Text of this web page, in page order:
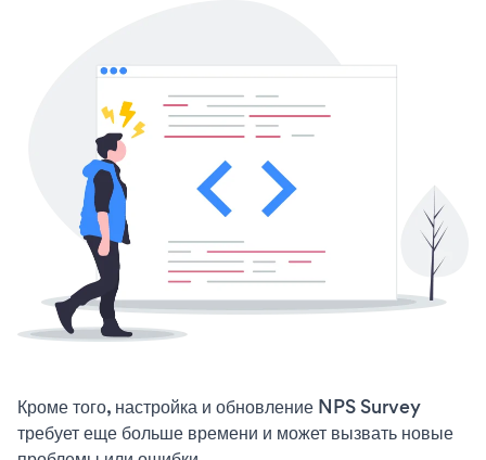
Кроме того, настройка и обновление NPS Survey
требует еще больше времени и может вызвать новые